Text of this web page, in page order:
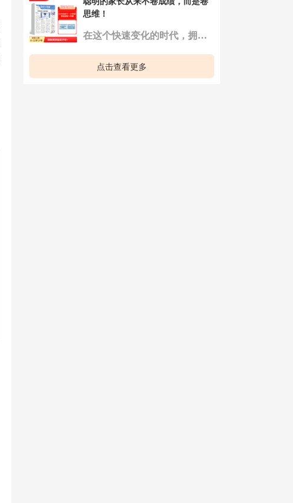
思维！
在这个快速变化的时代，拥有优秀的思维能力远比单纯的高分更为重要！ 我们应该注重培养孩子的批判性思维、创新思维、解决问题的能力以及自主学习的能力。 鼓励孩子多问为什么，教会他们如何从不同角度 ...
点击查看更多